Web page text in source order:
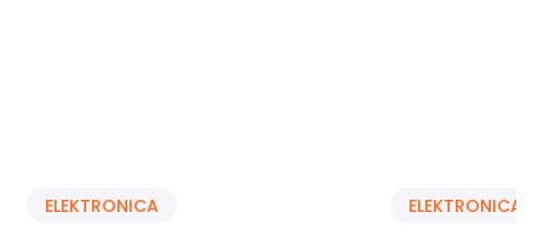
ELEKTRONICA ELEKTRONICA